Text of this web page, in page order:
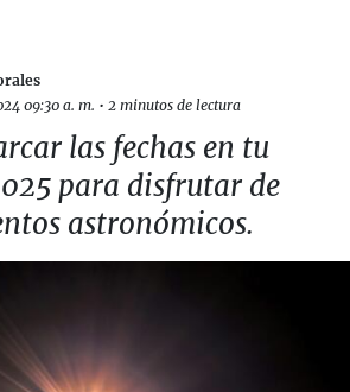
09:30 a. m. • 2 minutos de lectura
las fechas en tu
para disfrutar de
astronómicos.